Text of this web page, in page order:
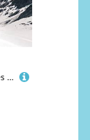
500 Teile Puzzle Farbenfrohes Puzzle für Erwachsene und Kinder - Gletscherberge Schnee 52x38cm